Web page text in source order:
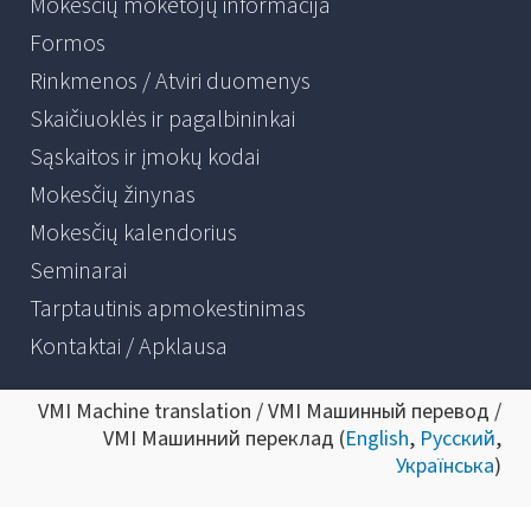
Formos
Rinkmenos / Atviri duomenys
Skaičiuoklės ir pagalbininkai
Sąskaitos ir įmokų kodai
Mokesčių žinynas
Mokesčių kalendorius
Seminarai
Tarptautinis apmokestinimas
Kontaktai / Apklausa
VMI Machine translation / VMI Машинный перевод /
VMI Машинний переклад (English, Русский,
Українська)